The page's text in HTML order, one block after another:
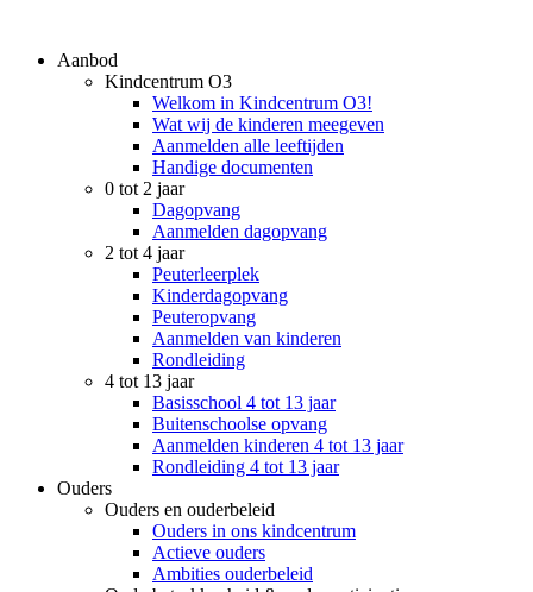
Aanbod
Kindcentrum O3
Welkom in Kindcentrum O3!
Wat wij de kinderen meegeven
Aanmelden alle leeftijden
Handige documenten
0 tot 2 jaar
Dagopvang
Aanmelden dagopvang
2 tot 4 jaar
Peuterleerplek
Kinderdagopvang
Peuteropvang
Aanmelden van kinderen
Rondleiding
4 tot 13 jaar
Basisschool 4 tot 13 jaar
Buitenschoolse opvang
Aanmelden kinderen 4 tot 13 jaar
Rondleiding 4 tot 13 jaar
Ouders
Ouders en ouderbeleid
Ouders in ons kindcentrum
Actieve ouders
Ambities ouderbeleid